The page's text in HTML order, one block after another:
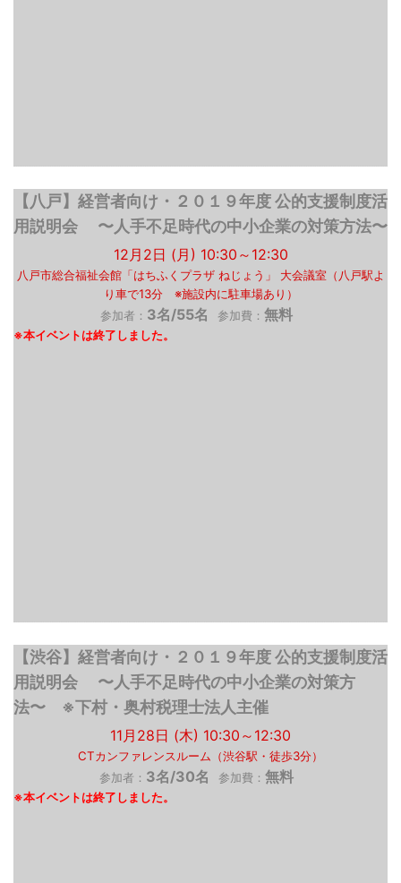
【八戸】経営者向け・２０１９年度 公的支援制度活
用説明会 〜人手不足時代の中小企業の対策方法〜
12月2日 (月) 10:30～12:30
八戸市総合福祉会館「はちふくプラザ ねじょう」 大会議室（八戸駅よ
り車で13分 ※施設内に駐車場あり）
参加者： 3名/55名 参加費： 無料
【渋谷】経営者向け・２０１９年度 公的支援制度活
用説明会 〜人手不足時代の中小企業の対策方
法〜 ※下村・奥村税理士法人主催
11月28日 (木) 10:30～12:30
CTカンファレンスルーム（渋谷駅・徒歩3分）
参加者： 3名/30名 参加費： 無料